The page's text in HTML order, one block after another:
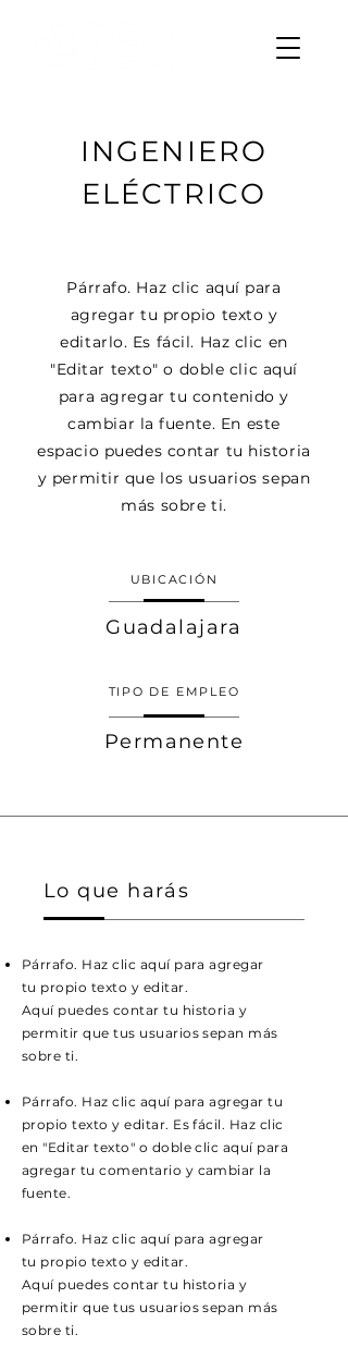
INGENIERO
ELÉCTRICO
Párrafo. Haz clic aquí para
agregar tu propio texto y
editarlo. Es fácil. Haz clic en
"Editar texto" o doble clic aquí
para agregar tu contenido y
cambiar la fuente. En este
espacio puedes contar tu historia
y permitir que los usuarios sepan
más sobre ti.
UBICACIÓN
Guadalajara
TIPO DE EMPLEO
Permanente
Lo que harás
Párrafo. Haz clic aquí para agregar
tu propio texto y editar.
Aquí puedes contar tu historia y
permitir que tus usuarios sepan más
sobre ti.
Párrafo. Haz clic aquí para agregar tu
propio texto y editar. Es fácil. Haz clic
en "Editar texto" o doble clic aquí para
agregar tu comentario y cambiar la
fuente.
Párrafo. Haz clic aquí para agregar
tu propio texto y editar.
Aquí puedes contar tu historia y
permitir que tus usuarios sepan más
sobre ti.